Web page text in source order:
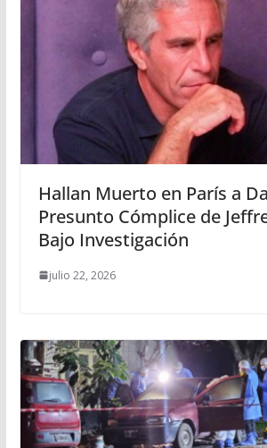
Hallan Muerto en París a
Presunto Cómplice de
Bajo Investigación
julio 22, 2026